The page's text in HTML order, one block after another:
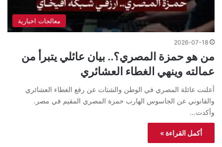
معالجات اخبارية
2026-07-18
من هو حمزة المصري؟.. بيان عائلي يتبرأ من
عمالته وينهي الغطاء العشائري
أعلنت عائلة المصري في الوطن والشتات عن رفع الغطاء العشائري
والقانوني عن الجاسوس الهارب حمزة المصري المقيم في مصر.
وأكدت…
أكمل القراءة »